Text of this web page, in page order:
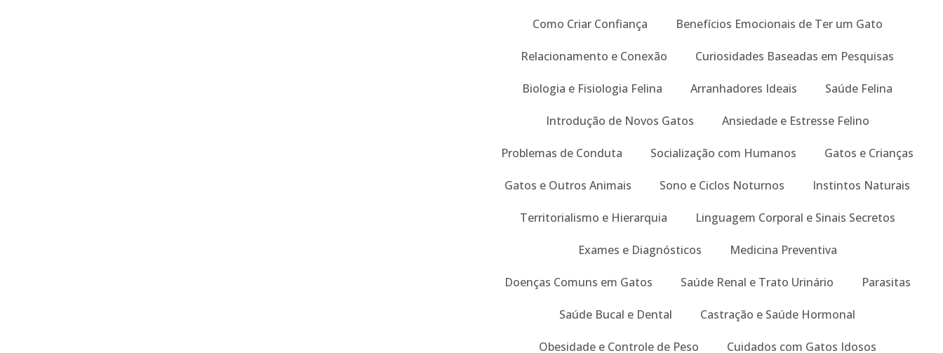
Como Criar Confiança Benefícios Emocionais de Ter um Gato
Relacionamento e Conexão Curiosidades Baseadas em Pesquisas
Biologia e Fisiologia Felina Arranhadores Ideais Saúde Felina
Introdução de Novos Gatos Ansiedade e Estresse Felino
Problemas de Conduta Socialização com Humanos Gatos e Crianças
Gatos e Outros Animais Sono e Ciclos Noturnos Instintos Naturais
Territorialismo e Hierarquia Linguagem Corporal e Sinais Secretos
Exames e Diagnósticos Medicina Preventiva
Doenças Comuns em Gatos Saúde Renal e Trato Urinário Parasitas
Saúde Bucal e Dental Castração e Saúde Hormonal
Obesidade e Controle de Peso Cuidados com Gatos Idosos